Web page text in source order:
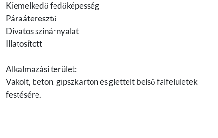
Kiemelkedő fedőképesség
Páraáteresztő
Divatos színárnyalat
Illatosított
Alkalmazási terület:
Vakolt, beton, gipszkarton és glettelt belső falfelületek
festésére.